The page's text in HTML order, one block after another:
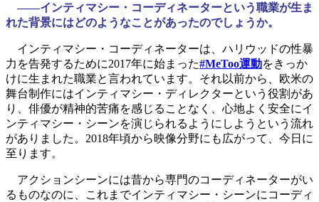
――インティマシー・コーディネーターという職業が生ま
れた背景にはどのようなことがあったのでしょうか。
インティマシー・コーディネーターは、ハリウッドの性暴
力を告発するために2017年に始まった#MeToo運動をきっか
けに生まれた職業と言われています。それ以前から、欧米の
舞台制作にはインティマシー・ディレクターという役割があ
り、俳優が精神的苦痛を感じることなく、心地よく安全にイ
ンティマシー・シーンを演じられるようにしようという流れ
がありました。2018年頃から映像分野にも広がって、今日に
至ります。
アクションシーンには昔から専門のコーディネーターがい
るものなのに、これまでインティマシー・シーンにコーディ